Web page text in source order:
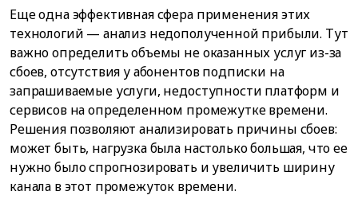
Еще одна эффективная сфера применения этих
технологий — анализ недополученной прибыли. Тут
важно определить объемы не оказанных услуг из-за
сбоев, отсутствия у абонентов подписки на
запрашиваемые услуги, недоступности платформ и
сервисов на определенном промежутке времени.
Решения позволяют анализировать причины сбоев:
может быть, нагрузка была настолько большая, что ее
нужно было спрогнозировать и увеличить ширину
канала в этот промежуток времени.